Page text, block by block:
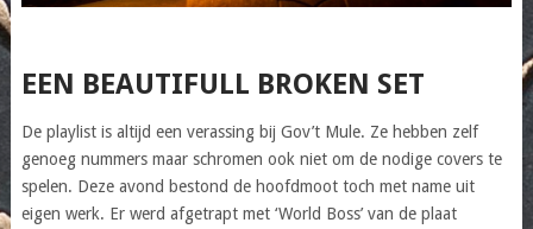
EEN BEAUTIFULL BROKEN SET
De playlist is altijd een verassing bij Gov’t Mule. Ze hebben zelf
genoeg nummers maar schromen ook niet om de nodige covers te
spelen. Deze avond bestond de hoofdmoot toch met name uit
eigen werk. Er werd afgetrapt met ‘World Boss’ van de plaat